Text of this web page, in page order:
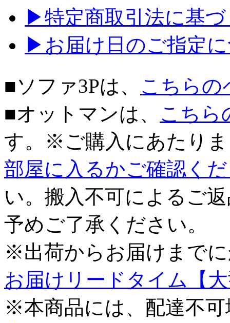
▶特定商取引法に基
▶お届け日のご指定
■ソファ3Pは、 こちらの
■オットマンは、 こちら
す。※ご購入にあたり
部屋に入るかご確認く
い。搬入不可によるご
予めご了承ください。
※出荷からお届けまで
お届けリードタイム【
※本商品には、配達不